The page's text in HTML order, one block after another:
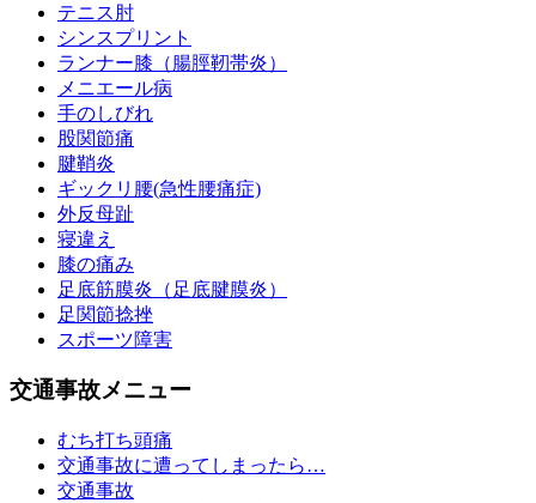
テニス肘
シンスプリント
ランナー膝（腸脛靭帯炎）
メニエール病
手のしびれ
股関節痛
腱鞘炎
ギックリ腰(急性腰痛症)
外反母趾
寝違え
膝の痛み
足底筋膜炎（足底腱膜炎）
足関節捻挫
スポーツ障害
交通事故メニュー
むち打ち頭痛
交通事故に遭ってしまったら…
交通事故